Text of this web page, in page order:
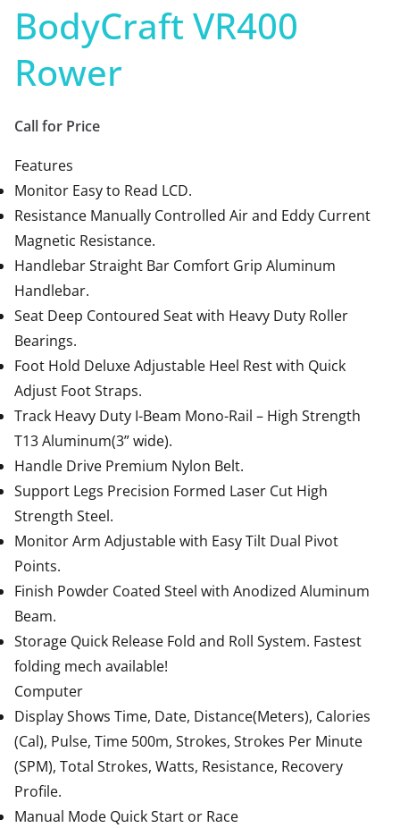
BodyCraft VR400
Rower
Call for Price
Features
Monitor Easy to Read LCD.
Resistance Manually Controlled Air and Eddy Current
Magnetic Resistance.
Handlebar Straight Bar Comfort Grip Aluminum
Handlebar.
Seat Deep Contoured Seat with Heavy Duty Roller
Bearings.
Foot Hold Deluxe Adjustable Heel Rest with Quick
Adjust Foot Straps.
Track Heavy Duty I-Beam Mono-Rail – High Strength
T13 Aluminum(3” wide).
Handle Drive Premium Nylon Belt.
Support Legs Precision Formed Laser Cut High
Strength Steel.
Monitor Arm Adjustable with Easy Tilt Dual Pivot
Points.
Finish Powder Coated Steel with Anodized Aluminum
Beam.
Storage Quick Release Fold and Roll System. Fastest
folding mech available!
Computer
Display Shows Time, Date, Distance(Meters), Calories
(Cal), Pulse, Time 500m, Strokes, Strokes Per Minute
(SPM), Total Strokes, Watts, Resistance, Recovery
Profile.
Manual Mode Quick Start or Race